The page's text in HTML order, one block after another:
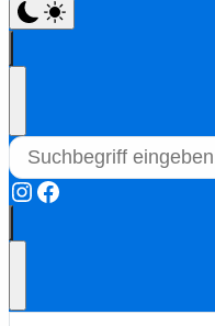
Instagram
Facebook